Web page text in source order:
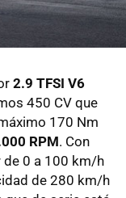
2.9 TFSI V6
450 CV que
170 Nm
RPM. Con
de 0 a 100 km/h
de 280 km/h